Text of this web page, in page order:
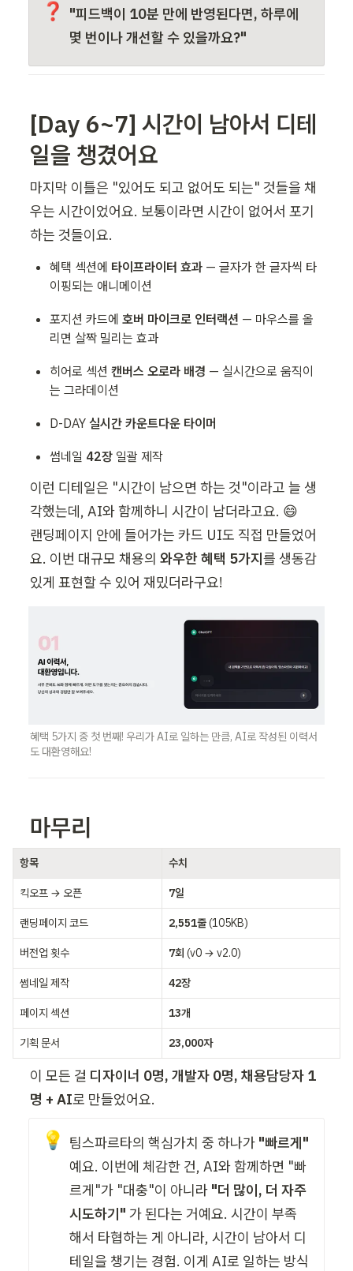
❓
"피드백이 10분 만에 반영된다면, 하루에
몇 번이나 개선할 수 있을까요?"
[Day 6~7] 시간이 남아서 디테
일을 챙겼어요
마지막 이틀은 "있어도 되고 없어도 되는" 것들을 채
우는 시간이었어요. 보통이라면 시간이 없어서 포기
하는 것들이요.
혜택 섹션에 타이프라이터 효과 — 글자가 한 글자씩 타
이핑되는 애니메이션
포지션 카드에 호버 마이크로 인터랙션 — 마우스를 올
리면 살짝 밀리는 효과
히어로 섹션 캔버스 오로라 배경 — 실시간으로 움직이
는 그라데이션
D-DAY 실시간 카운트다운 타이머
썸네일 42장 일괄 제작
이런 디테일은 "시간이 남으면 하는 것"이라고 늘 생
각했는데, AI와 함께하니 시간이 남더라고요. 😄
랜딩페이지 안에 들어가는 카드 UI도 직접 만들었어
요. 이번 대규모 채용의 와우한 혜택 5가지를 생동감
있게 표현할 수 있어 재밌더라구요!
혜택 5가지 중 첫 번째! 우리가 AI로 일하는 만큼, AI로 작성된 이력서
도 대환영해요!
마무리
항목 수치
킥오프 → 오픈 7일
랜딩페이지 코드 2,551줄 (105KB)
버전업 횟수 7회 (v0 → v2.0)
썸네일 제작 42장
페이지 섹션 13개
기획 문서 23,000자
이 모든 걸 디자이너 0명, 개발자 0명, 채용담당자 1
명 + AI로 만들었어요.
💡 팀스파르타의 핵심가치 중 하나가 "빠르게"
예요. 이번에 체감한 건, AI와 함께하면 "빠
르게"가 "대충"이 아니라 "더 많이, 더 자주
시도하기" 가 된다는 거예요. 시간이 부족
해서 타협하는 게 아니라, 시간이 남아서 디
테일을 챙기는 경험. 이게 AI로 일하는 방식